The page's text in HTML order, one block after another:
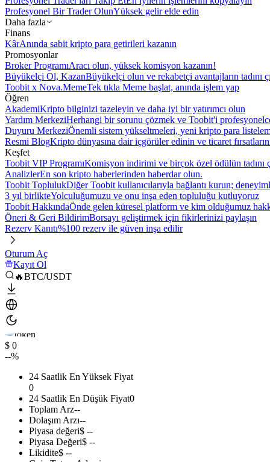
Profesyonel Bir Trader OlunYüksek gelir elde edin
Daha fazla
Finans
KârAnında sabit kripto para getirileri kazanın
Promosyonlar
Broker ProgramıAracı olun, yüksek komisyon kazanın!
Büyükelçi Ol, KazanBüyükelçi olun ve rekabetçi avantajların tadını
Toobit x Nova.MemeTek tıkla Meme başlat, anında işlem yap
Öğren
AkademiKripto bilginizi tazeleyin ve daha iyi bir yatırımcı olun
Yardım MerkeziHerhangi bir sorunu çözmek ve Toobit'i
Duyuru MerkeziÖnemli sistem yükseltmeleri, yeni kripto para
Resmi BlogKripto dünyasına dair içgörüler edinin ve ticaret
Keşfet
Toobit VIP ProgramıKomisyon indirimi ve birçok özel ödülün tadını
AnalizlerEn son kripto haberlerinden haberdar olun.
Toobit ToplulukDiğer Toobit kullanıcılarıyla bağlantı kurun;
3 yıl birlikteYolculuğumuzu ve onu inşa eden topluluğu kutluyoruz
Toobit HakkındaÖnde gelen küresel platform ve kim olduğumuz
Öneri & Geri BildirimBorsayı geliştirmek için fikirlerinizi paylaşın
Rezerv Kanıtı%100 rezerv ile güven inşa edilir
Oturum Aç
Kayıt Ol
🔥BTC/USDT
$ 0
--%
24 Saatlik En Yüksek Fiyat
0
24 Saatlik En Düşük Fiyat0
Toplam Arz--
Dolaşım Arzı--
Piyasa değeri$ --
Piyasa Değeri$ --
Likidite$ --